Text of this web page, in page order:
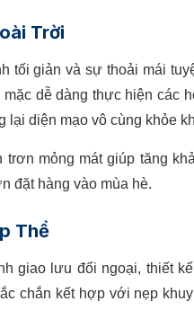
Trời
tối giản và sự thoải mái
dễ dàng thực hiện các
diện mạo vô cùng khỏe
trơn mỏng mát giúp tăng
đặt hàng vào mùa hè.
Thể
giao lưu đối ngoại, thiết
chắn kết hợp với nẹp